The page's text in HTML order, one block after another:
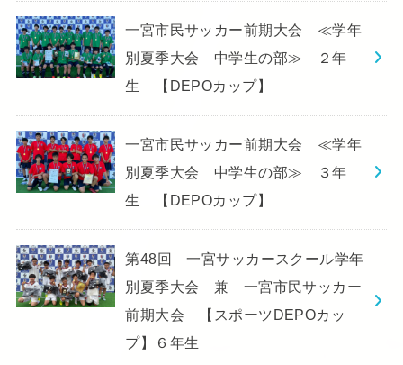
一宮市民サッカー前期大会 ≪学年
別夏季大会 中学生の部≫ ２年
生 【DEPOカップ】
一宮市民サッカー前期大会 ≪学年
別夏季大会 中学生の部≫ ３年
生 【DEPOカップ】
第48回 一宮サッカースクール学年
別夏季大会 兼 一宮市民サッカー
前期大会 【スポーツDEPOカッ
プ】６年生